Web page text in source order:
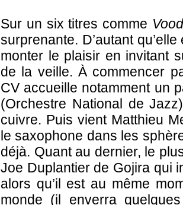
Sur un six titres comme
surprenante. D’autant
monter le plaisir en invitant
de la veille. À commencer
CV accueille notamment un
(Orchestre National de
cuivre. Puis vient Matthieu
le saxophone dans les
déjà. Quant au dernier, le
Joe Duplantier de Gojira qui
alors qu’il est au même
monde (il enverra